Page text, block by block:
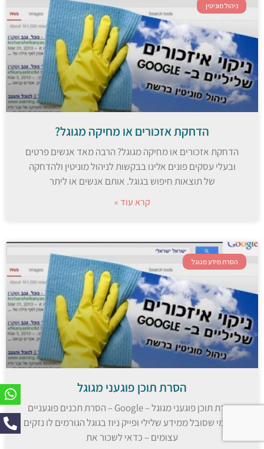
ניהול מוניטין
הדחקת אזכורים או מחיקה מגוגל?
הדחקת אזכורים או מחיקה מגוגל? הרבה מאד אנשים פרטים
ובעלי עסקים פונים אלינו בבקשות לניהול מוניטין ולהדחקה
של תוצאות חיפוש בגוגל. אותם אנשים או ליתר
קרא עוד »
הסרת מידע מגוגל
הסרת תוכן פוגעני מגוגל
הסרת תוכן פוגעני מגוגל – Google – הסרת תכנים פוגעניים
לכל מי שסובל ממידע שלילי ופייק ניוז בגוגל הגורמים לו נזקים
עצומים – כדאי לשכור את